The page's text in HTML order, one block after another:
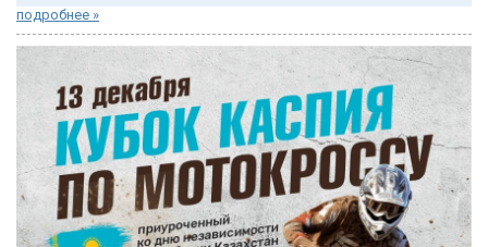
подробнее »